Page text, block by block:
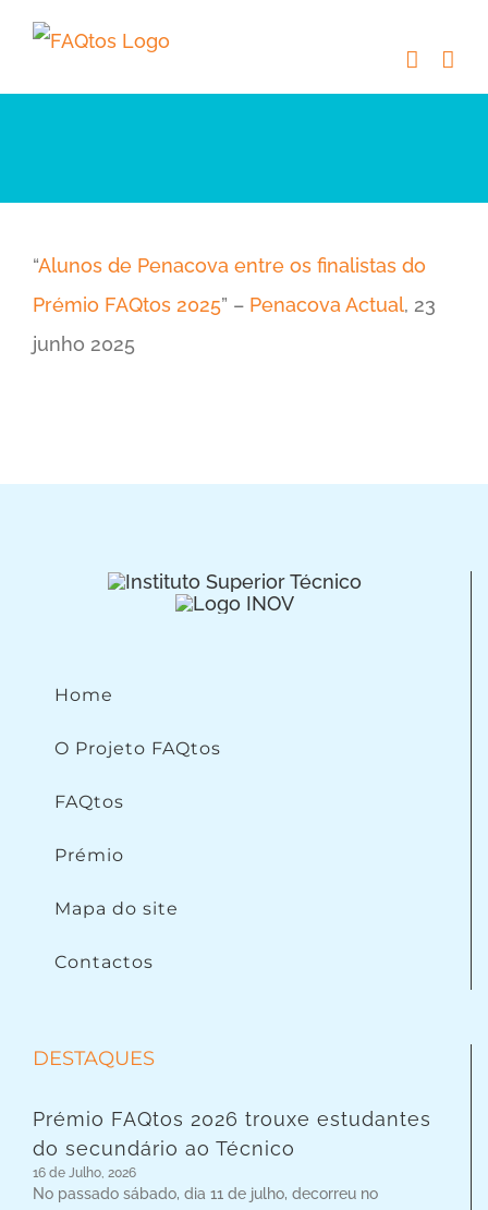
Skip
content
“Alunos de Penacova entre os finalistas do
Prémio FAQtos 2025” – Penacova Actual, 23
junho 2025
Home
O Projeto FAQtos
FAQtos
Prémio
Mapa do site
Contactos
DESTAQUES
Prémio FAQtos 2026 trouxe estudantes
do secundário ao Técnico
16 de Julho, 2026
No passado sábado, dia 11 de julho, decorreu no